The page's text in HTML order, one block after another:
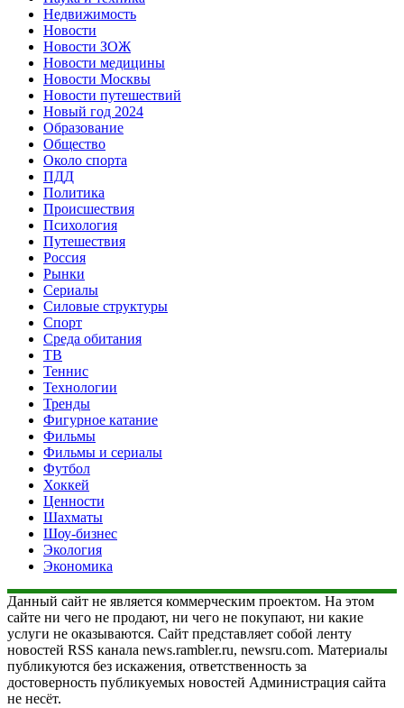
Недвижимость
Новости
Новости ЗОЖ
Новости медицины
Новости Москвы
Новости путешествий
Новый год 2024
Образование
Общество
Около спорта
ПДД
Политика
Происшествия
Психология
Путешествия
Россия
Рынки
Сериалы
Силовые структуры
Спорт
Среда обитания
ТВ
Теннис
Технологии
Тренды
Фигурное катание
Фильмы
Фильмы и сериалы
Футбол
Хоккей
Ценности
Шахматы
Шоу-бизнес
Экология
Экономика
Данный сайт не является коммерческим проектом. На этом
сайте ни чего не продают, ни чего не покупают, ни какие
услуги не оказываются. Сайт представляет собой ленту
новостей RSS канала news.rambler.ru, newsru.com. Материалы
публикуются без искажения, ответственность за
достоверность публикуемых новостей Администрация сайта
не несёт.